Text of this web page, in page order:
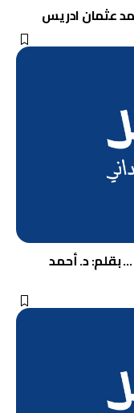
عثمان ادريس
بقلم: د. أحمد